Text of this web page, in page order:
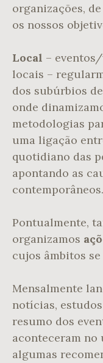
organizações,
os nossos
Local –
locais –
dos subúrbios
onde
metodologias
uma ligação
quotidiano das
apontando as
contemporâneos.
Pontualmente,
organizamos
cujos âmbitos
Mensalmente
notícias,
resumo dos
aconteceram no
algumas